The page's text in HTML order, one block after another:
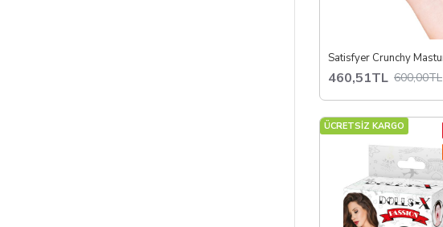
460,51TL 600,00TL
ÜCRETSİZ KARGO